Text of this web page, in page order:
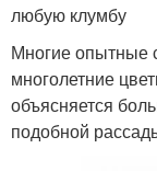
любую клумбу
Многие опытные
многолетние
объясняется
подобной